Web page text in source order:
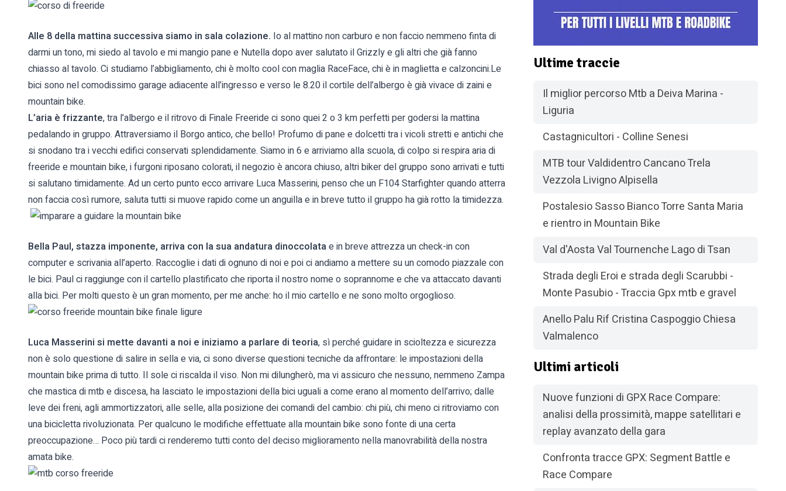
Alle 8 della mattina successiva siamo in sala colazione. Io al mattino non carburo e non faccio nemmeno finta di
darmi un tono, mi siedo al tavolo e mi mangio pane e Nutella dopo aver salutato il Grizzly e gli altri che già fanno
chiasso al tavolo. Ci studiamo l’abbigliamento, chi è molto cool con maglia RaceFace, chi è in maglietta e calzoncini.Le
bici sono nel comodissimo garage adiacente all’ingresso e verso le 8.20 il cortile dell’albergo è già vivace di zaini e
mountain bike.
L’aria è frizzante, tra l’albergo e il ritrovo di Finale Freeride ci sono quei 2 o 3 km perfetti per godersi la mattina
pedalando in gruppo. Attraversiamo il Borgo antico, che bello! Profumo di pane e dolcetti tra i vicoli stretti e antichi che
si snodano tra i vecchi edifici conservati splendidamente. Siamo in 6 e arriviamo alla scuola, di colpo si respira aria di
freeride e mountain bike, i furgoni riposano colorati, il negozio è ancora chiuso, altri biker del gruppo sono arrivati e tutti
si salutano timidamente. Ad un certo punto ecco arrivare Luca Masserini, penso che un F104 Starfighter quando atterra
non faccia così rumore, saluta tutti si muove rapido come un anguilla e in breve tutto il gruppo ha già rotto la timidezza.
Bella Paul, stazza imponente, arriva con la sua andatura dinoccolatae in breve attrezza un check-in con
computer e scrivania all’aperto. Raccoglie i dati di ognuno di noi e poi ci andiamo a mettere su un comodo piazzale con
le bici. Paul ci raggiunge con il cartello plastificato che riporta il nostro nome o soprannome e che va attaccato davanti
alla bici. Per molti questo è un gran momento, per me anche: ho il mio cartello e ne sono molto orgoglioso.
Luca Masserini si mette davanti a noi e iniziamo a parlare di teoria, sì perché guidare in scioltezza e sicurezza
non è solo questione di salire in sella e via, ci sono diverse questioni tecniche da affrontare: le impostazioni della
mountain bike prima di tutto. Il sole ci riscalda il viso. Non mi dilungherò, ma vi assicuro che nessuno, nemmeno Zampa
che mastica di mtb e discesa, ha lasciato le impostazioni della bici uguali a come erano al momento dell’arrivo; dalle
leve dei freni, agli ammortizzatori, alle selle, alla posizione dei comandi del cambio: chi più, chi meno ci ritroviamo con
una bicicletta rivoluzionata. Per qualcuno le modifiche effettuate alla mountain bike sono fonte di una certa
preoccupazione… Poco più tardi ci renderemo tutti conto del deciso miglioramento nella manovrabilità della nostra
amata bike.
Ultime traccie
Il miglior percorso Mtb a Deiva Marina -
Liguria
Castagnicultori - Colline Senesi
MTB tour Valdidentro Cancano Trela
Vezzola Livigno Alpisella
Postalesio Sasso Bianco Torre Santa Maria
e rientro in Mountain Bike
Val d'Aosta Val Tournenche Lago di Tsan
Strada degli Eroi e strada degli Scarubbi -
Monte Pasubio - Traccia Gpx mtb e gravel
Anello Palu Rif Cristina Caspoggio Chiesa
Valmalenco
Ultimi articoli
Nuove funzioni di GPX Race Compare:
analisi della prossimità, mappe satellitari e
replay avanzato della gara
Confronta tracce GPX: Segment Battle e
Race Compare